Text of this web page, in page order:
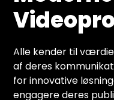
Alle kender til
af deres
for innovative
engagere deres